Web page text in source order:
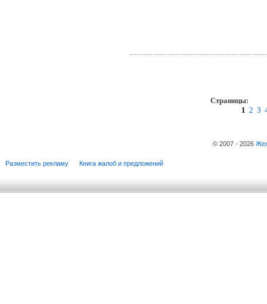
Страницы:
1 2 3
© 2007 - 2026
Разместить рекламу Книга жалоб и предложений